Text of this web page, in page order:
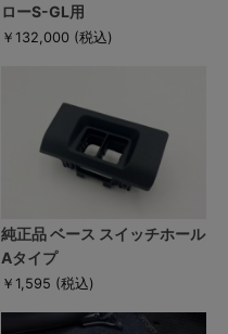
ローS-GL用
￥132,000 (税込)
純正品 ベース スイッチホール
Aタイプ
￥1,595 (税込)